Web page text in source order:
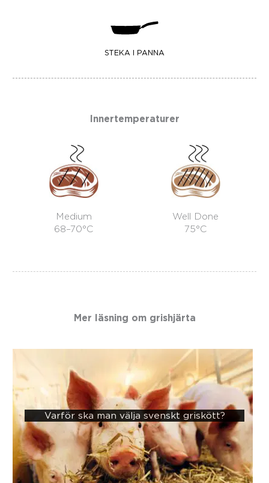
STEKA I PANNA
Innertemperaturer
Medium
68–70°C
Well Done
75°C
Mer läsning om grishjärta
Varför ska man välja svenskt griskött?